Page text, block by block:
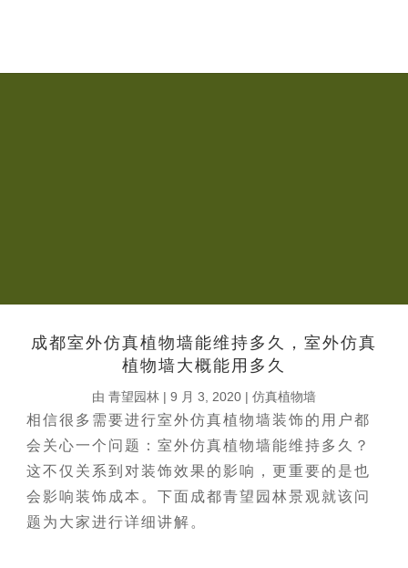
成都室外仿真植物墙能维持多久，室外仿真
植物墙大概能用多久
由 青望园林 | 9 月 3, 2020 | 仿真植物墙
相信很多需要进行室外仿真植物墙装饰的用户都
会关心一个问题：室外仿真植物墙能维持多久？
这不仅关系到对装饰效果的影响，更重要的是也
会影响装饰成本。下面成都青望园林景观就该问
题为大家进行详细讲解。